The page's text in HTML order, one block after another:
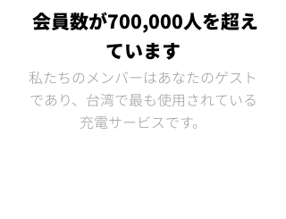
会員数が700,000人を超え
ています
私たちのメンバーはあなたのゲスト
であり、台湾で最も使用されている
充電サービスです。